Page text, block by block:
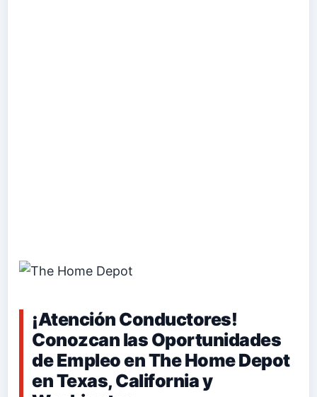
¡Atención Conductores!
Conozcan las Oportunidades
de Empleo en The Home Depot
en Texas, California y